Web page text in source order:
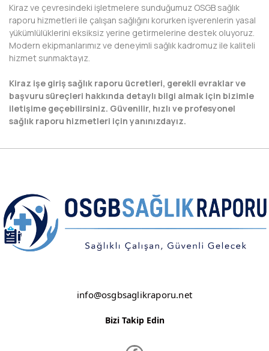
GAZİANTEP
GİRESUN
GÜMÜŞHANE
HAKKARİ
HATAY
KARABÜK
KARAMAN
Kiraz ve çevresindeki işletmelere sunduğumuz OSGB sağlık
raporu hizmetleri ile çalışan sağlığını korurken işverenlerin yasal
yükümlülüklerini eksiksiz yerine getirmelerine destek oluyoruz.
Modern ekipmanlarımız ve deneyimli sağlık kadromuz ile kaliteli
hizmet sunmaktayız.
Kiraz işe giriş sağlık raporu ücretleri, gerekli evraklar ve
başvuru süreçleri hakkında detaylı bilgi almak için bizimle
iletişime geçebilirsiniz. Güvenilir, hızlı ve profesyonel
sağlık raporu hizmetleri için yanınızdayız.
info@osgbsaglikraporu.net
Bizi Takip Edin